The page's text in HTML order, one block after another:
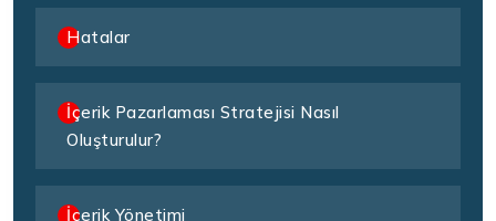
Hatalar
İçerik Pazarlaması Stratejisi Nasıl
Oluşturulur?
İçerik Yönetimi